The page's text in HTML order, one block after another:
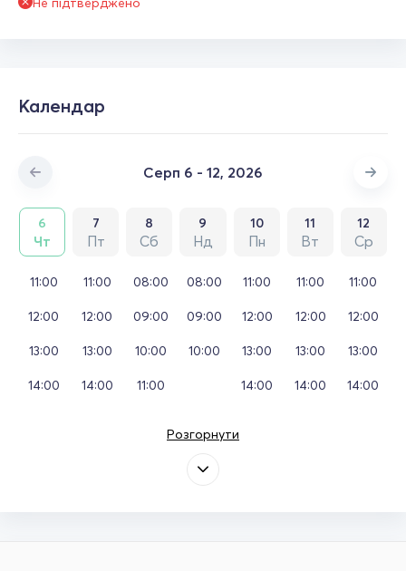
Календар
Серп 6 - 12, 2026
6
Чт
7
Пт
8
Сб
9
Нд
10
Пн
11
Вт
12
Ср
11:00
12:00
13:00
14:00
11:00
12:00
13:00
14:00
08:00
09:00
10:00
11:00
08:00
09:00
10:00
11:00
12:00
13:00
14:00
11:00
12:00
13:00
14:00
11:00
12:00
13:00
14:00
Розгорнути